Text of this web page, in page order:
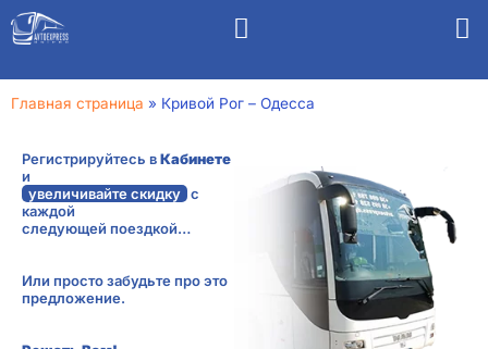
Главная страница » Кривой Рог – Одесса
Регистрируйтесь вКабинете
и
увеличивайте скидкус
каждой
следующей поездкой…
Или просто забудьте про это
предложение.